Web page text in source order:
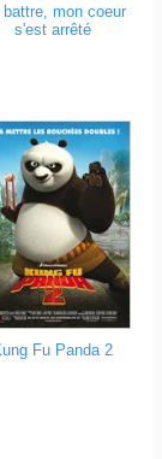
battre, mon coeur
s'est arrêté
Fu Panda 2